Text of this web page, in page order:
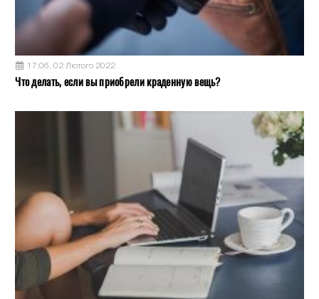
17:06, 02 Лютого 2022
Что делать, если вы приобрели краденную вещь?